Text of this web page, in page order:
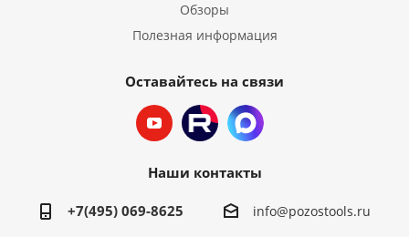
Обзоры
Полезная информация
Оставайтесь на связи
Наши контакты
+7(495) 069-8625 info@pozostools.ru